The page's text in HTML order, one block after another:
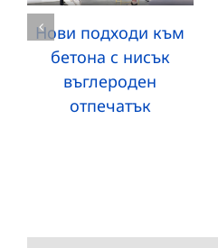
Нови подходи към
бетона с нисък
въглероден
отпечатък